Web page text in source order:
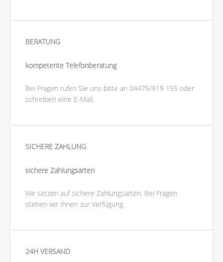
BERATUNG
kompetente Telefonberatung
Bei Fragen rufen Sie uns bitte an 04475/919 155 oder
schreiben eine E-Mail.
SICHERE ZAHLUNG
sichere Zahlungsarten
Wir setzen auf sichere Zahlungsarten. Bei Fragen
stehen wir Ihnen zur Verfügung.
24H VERSAND